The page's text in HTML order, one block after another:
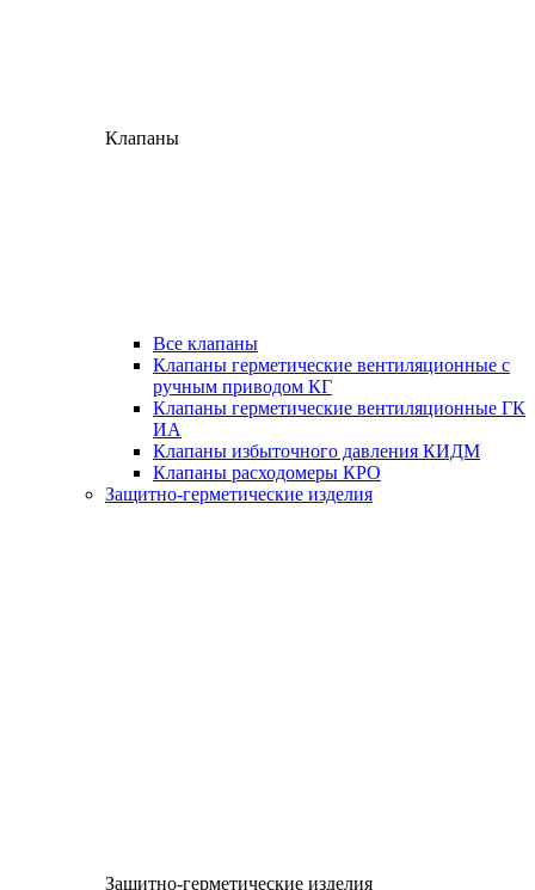
Клапаны
Все клапаны
Клапаны герметические вентиляционные с
ручным приводом КГ
Клапаны герметические вентиляционные ГК
ИА
Клапаны избыточного давления КИДМ
Клапаны расходомеры КРО
Защитно-герметические изделия
Защитно-герметические изделия